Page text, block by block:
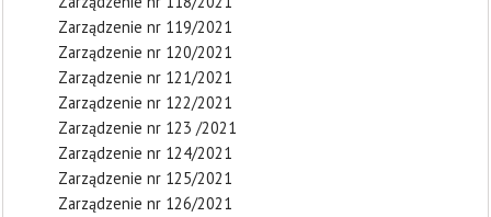
Zarządzenie nr 119/2021
Zarządzenie nr 120/2021
Zarządzenie nr 121/2021
Zarządzenie nr 122/2021
Zarządzenie nr 123 /2021
Zarządzenie nr 124/2021
Zarządzenie nr 125/2021
Zarządzenie nr 126/2021